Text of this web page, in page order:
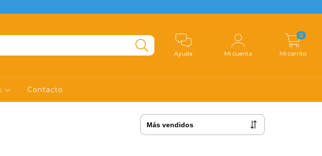
Ayuda Mi cuenta Mi carrito
0
Contacto